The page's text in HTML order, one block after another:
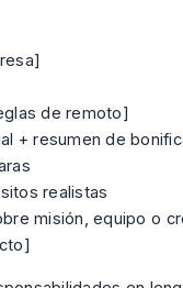
de remoto]
+ resumen de
realistas
misión, equipo o